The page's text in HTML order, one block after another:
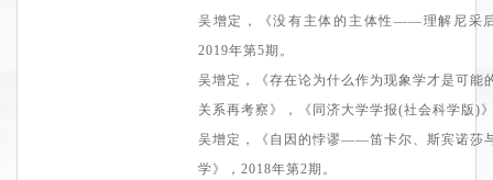
吴增定，《没有主体的主体性——理解尼采
2019年第5期。
吴增定，
《存在论为什么作为现象学才是可
关系再考察 》
，《同济大学学报(社会科学版)
吴增定，
《 自因的悖谬——笛卡尔、斯宾诺莎
学》
，2018年第2期 。